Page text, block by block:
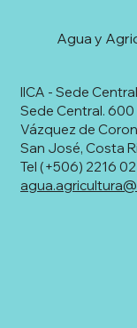
IICA - Sede Central
Sede Central.
Vázquez de
San José, Costa
Tel (+506) 2216
Agua y